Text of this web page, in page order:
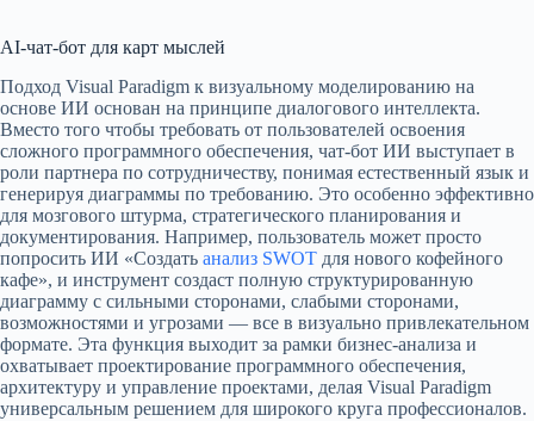
AI-чат-бот для карт мыслей
Подход Visual Paradigm к визуальному моделированию на
основе ИИ основан на принципе диалогового интеллекта.
Вместо того чтобы требовать от пользователей освоения
сложного программного обеспечения, чат-бот ИИ выступает в
роли партнера по сотрудничеству, понимая естественный язык и
генерируя диаграммы по требованию. Это особенно эффективно
для мозгового штурма, стратегического планирования и
документирования. Например, пользователь может просто
попросить ИИ «Создать анализ SWOT для нового кофейного
кафе», и инструмент создаст полную структурированную
диаграмму с сильными сторонами, слабыми сторонами,
возможностями и угрозами — все в визуально привлекательном
формате. Эта функция выходит за рамки бизнес-анализа и
охватывает проектирование программного обеспечения,
архитектуру и управление проектами, делая Visual Paradigm
универсальным решением для широкого круга профессионалов.